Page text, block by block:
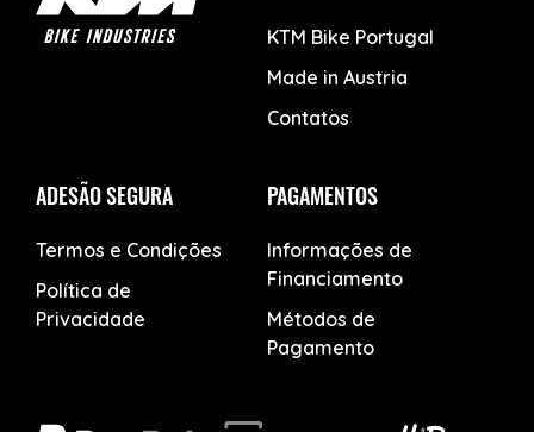
KTM Bike Portugal
Made in Austria
Contatos
ADESÃO SEGURA
Termos e Condições
Política de
Privacidade
PAGAMENTOS
Informações de
Financiamento
Métodos de
Pagamento